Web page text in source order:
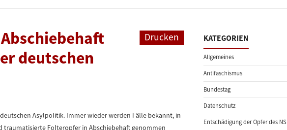
Drucken
deutschen
Asylpolitik. Immer wieder werden Fälle bekannt, in
traumatisierte Folteropfer in Abschiebehaft genommen
KATEGORIEN
Allgemeines
Antifaschismus
Bundestag
Datenschutz
Entschädigung der Opfer des NS